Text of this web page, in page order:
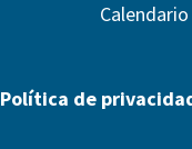
Política de